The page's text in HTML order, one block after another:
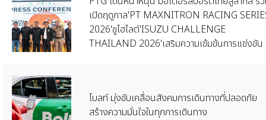
เปิดฤดูกาล'PT MAXNITRON RACING
2026'ชูไฮไลต์'ISUZU CHALLENGE
THAILAND 2026'เสริมความเข้มข้นการแข่งขัน
โบลท์ มุ่งขับเคลื่อนสังคมการเดินทางที่ปลอดภัย
สร้างความมั่นใจในทุกการเดินทาง